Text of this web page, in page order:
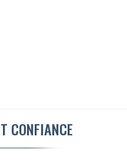
CONFIANCE